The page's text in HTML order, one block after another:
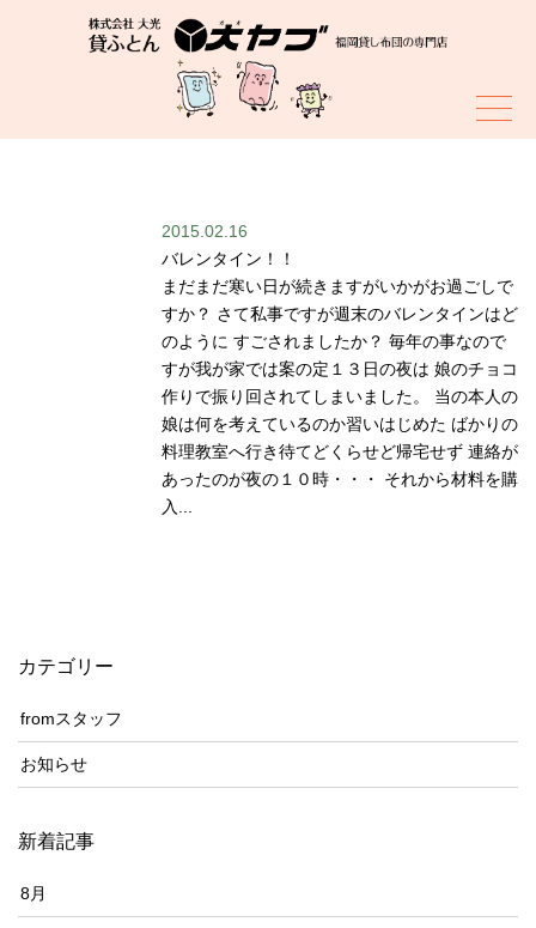
スタッフブログ
2015.02.16
バレンタイン！！
まだまだ寒い日が続きますがいかがお過ごしで
すか？ さて私事ですが週末のバレンタインはど
のように すごされましたか？ 毎年の事なので
すが我が家では案の定１３日の夜は 娘のチョコ
作りで振り回されてしまいました。 当の本人の
娘は何を考えているのか習いはじめた ばかりの
料理教室へ行き待てどくらせど帰宅せず 連絡が
あったのが夜の１０時・・・ それから材料を購
入...
カテゴリー
fromスタッフ
お知らせ
新着記事
8月